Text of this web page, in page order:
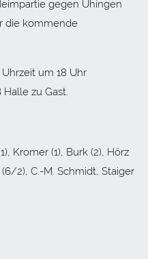
gegen Uhingen
die kommende
um 18 Uhr
zu Gast.
Kromer (1), Burk (2), Hörz
2), C.-M. Schmidt, Staiger